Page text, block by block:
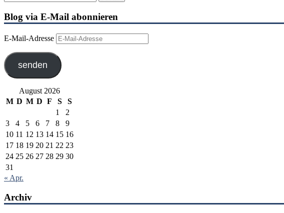
Blog via E-Mail abonnieren
E-Mail-Adresse
senden
August 2026
M D M D F S
S
1
2
3
4 5 6 7 8
9
10 11 12 13 14 15 16
17 18 19 20 21 22 23
24 25 26 27 28 29 30
31
« Apr.
Archiv